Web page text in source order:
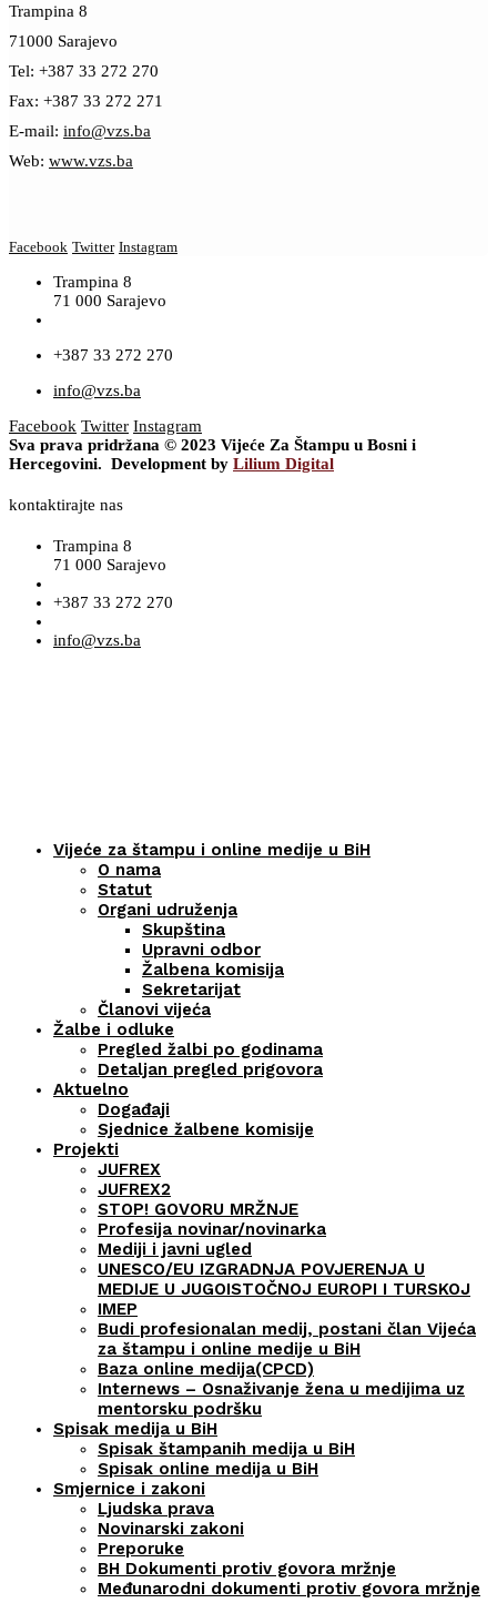
Trampina 8
71000 Sarajevo
Tel: +387 33 272 270
Fax: +387 33 272 271
E-mail: info@vzs.ba
Web: www.vzs.ba
Facebook Twitter Instagram
Trampina 8
71 000 Sarajevo
+387 33 272 270
info@vzs.ba
Facebook Twitter Instagram
Sva prava pridržana © 2023 Vijeće Za Štampu u Bosni i
Hercegovini. Development by Lilium Digital
kontaktirajte nas
Trampina 8
71 000 Sarajevo
+387 33 272 270
info@vzs.ba
Vijeće za štampu i online medije u BiH
O nama
Statut
Organi udruženja
Skupština
Upravni odbor
Žalbena komisija
Sekretarijat
Članovi vijeća
Žalbe i odluke
Pregled žalbi po godinama
Detaljan pregled prigovora
Aktuelno
Događaji
Sjednice žalbene komisije
Projekti
JUFREX
JUFREX2
STOP! GOVORU MRŽNJE
Profesija novinar/novinarka
Mediji i javni ugled
UNESCO/EU IZGRADNJA POVJERENJA U
MEDIJE U JUGOISTOČNOJ EUROPI I TURSKOJ
IMEP
Budi profesionalan medij, postani član Vijeća
za štampu i online medije u BiH
Baza online medija(CPCD)
Internews – Osnaživanje žena u medijima uz
mentorsku podršku
Spisak medija u BiH
Spisak štampanih medija u BiH
Spisak online medija u BiH
Smjernice i zakoni
Ljudska prava
Novinarski zakoni
Preporuke
BH Dokumenti protiv govora mržnje
Međunarodni dokumenti protiv govora mržnje